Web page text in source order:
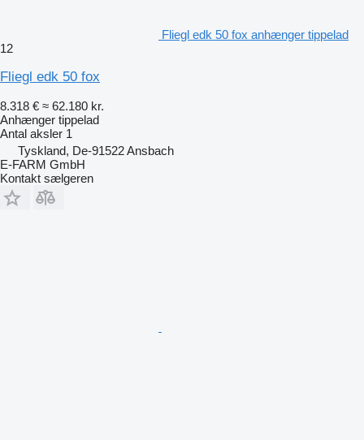
Fliegl edk 50 fox anhænger tippelad
12
Fliegl edk 50 fox
8.318 € ≈ 62.180 kr.
Anhænger tippelad
Antal aksler 1
Tyskland, De-91522 Ansbach
E-FARM GmbH
Kontakt sælgeren